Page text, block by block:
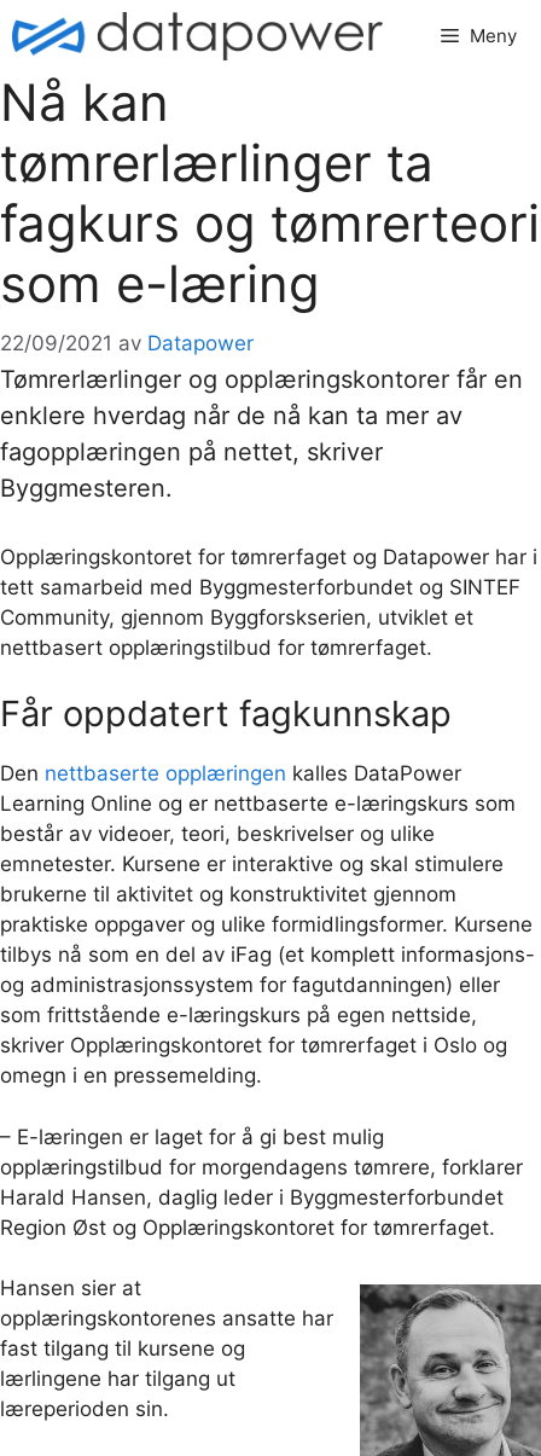
Hopp
til
innhold
Meny
Nå kan
tømrerlærlinger ta
fagkurs og tømrerteori
som e-læring
22/09/2021 av Datapower
Tømrerlærlinger og opplæringskontorer får en
enklere hverdag når de nå kan ta mer av
fagopplæringen på nettet, skriver
Byggmesteren.
Opplæringskontoret for tømrerfaget og Datapower har i
tett samarbeid med Byggmesterforbundet og SINTEF
Community, gjennom Byggforskserien, utviklet et
nettbasert opplæringstilbud for tømrerfaget.
Får oppdatert fagkunnskap
Den nettbaserte opplæringen kalles DataPower
Learning Online og er nettbaserte e-læringskurs som
består av videoer, teori, beskrivelser og ulike
emnetester. Kursene er interaktive og skal stimulere
brukerne til aktivitet og konstruktivitet gjennom
praktiske oppgaver og ulike formidlingsformer. Kursene
tilbys nå som en del av iFag (et komplett informasjons-
og administra­sjons­system for fagutdanningen) eller
som frittstående e-læringskurs på egen nettside,
skriver Opplæringskontoret for tømrerfaget i Oslo og
omegn i en pressemelding.
– E-læringen er laget for å gi best mulig
opplæringstilbud for morgendagens tømrere, forklarer
Harald Hansen, daglig leder i Byggmesterforbundet
Region Øst og Opplæringskontoret for tømrerfaget.
Hansen sier at
opplæringskontorenes ansatte har
fast tilgang til kursene og
lærlingene har tilgang ut
læreperioden sin.